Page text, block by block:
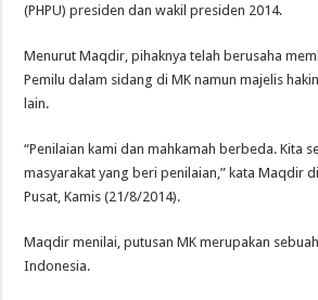
(PHPU) presiden dan wakil presiden 2014.
Menurut Maqdir, pihaknya telah berusaha
Pemilu dalam sidang di MK namun majelis
lain.
“Penilaian kami dan mahkamah berbeda. Kita
masyarakat yang beri penilaian,” kata Maqdir
Pusat, Kamis (21/8/2014).
Maqdir menilai, putusan MK merupakan
Indonesia.